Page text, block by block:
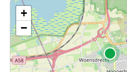
+
−